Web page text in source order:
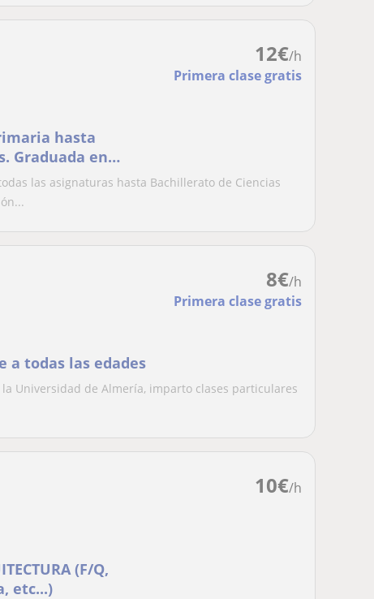
12€/h
Primera clase gratis
hasta
Graduada en
las asignaturas hasta Bachillerato de Ciencias
8€/h
Primera clase gratis
a todas las edades
Universidad de Almería, imparto clases particulares
10€/h
(F/Q,
etc...)